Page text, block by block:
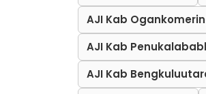
AJI Kab
AJI Kab
AJI Kab